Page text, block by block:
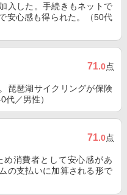
入した。手続きもネットで
安心感も得られた。（50代
71.0点
琵琶湖サイクリングが保険
代／男性）
71.0点
消費者として安心感があ
の支払いに加算される形で